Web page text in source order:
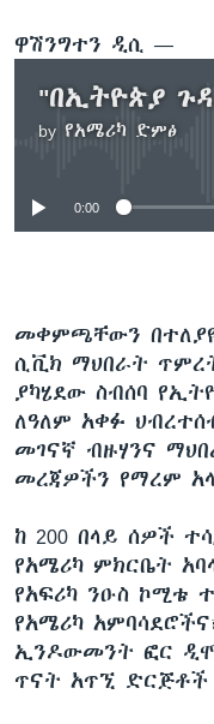
ዋሽንግተን ዲሲ —
by የአሜሪካ ድምፅ
No media
0:00
መቀምጫቸውን
ሲቪክ ማህበራት
ያካሄደው ስብሰባ
ለዓለም አቀፉ
መገናኛ ብዙሃንና
መረጃዎችን የማረም
ከ 200 በላይ ሰዎች
የአሜሪካ ምክርቤት
የአፍሪካ ንዑስ ኮሚቴ
የአሜሪካ
ኢንዶውመንት ፎር
ጥናት አጥኚ ድርጅቶች